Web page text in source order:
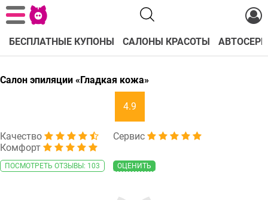
БЕСПЛАТНЫЕ КУПОНЫ САЛОНЫ КРАСОТЫ
Салон эпиляции «Гладкая кожа»
4.9
Качество
Сервис
Комфорт
ПОСМОТРЕТЬ ОТЗЫВЫ: 103 ОЦЕНИТЬ